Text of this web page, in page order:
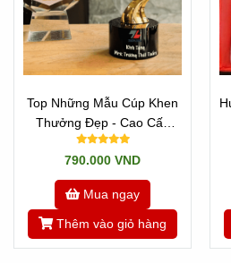
Top Những Mẫu Cúp Khen
Thưởng Đẹp - Cao Cấp
Sao Lửa
790.000 VND
Mua ngay
Thêm vào giỏ hàng